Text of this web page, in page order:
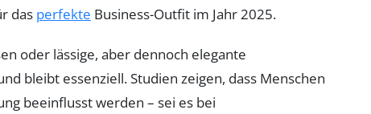
das perfekte Business-Outfit im Jahr 2025.
oder lässige, aber dennoch elegante
bleibt essenziell. Studien zeigen, dass Menschen
beeinflusst werden – sei es bei